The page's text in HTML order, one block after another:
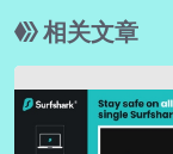
相关文章